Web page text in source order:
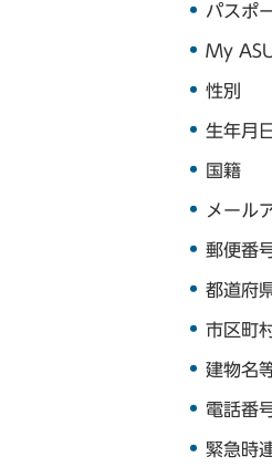
パスポ
My
性別
生年月
国籍
メール
郵便番
都道府
市区町
建物名
電話番
緊急時